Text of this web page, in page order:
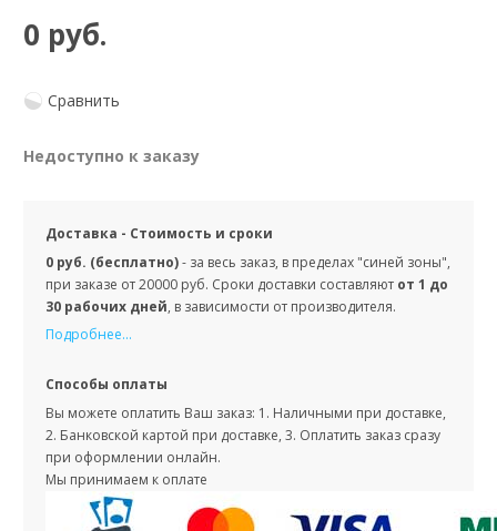
0 руб.
Сравнить
Недоступно к заказу
Доставка - Стоимость и сроки
0 руб. (бесплатно)- за весь заказ, в пределах "синей зоны",
при заказе от 20000 руб. Сроки доставки составляют от 1 до
30 рабочих дней, в зависимости от производителя.
Подробнее...
Способы оплаты
Вы можете оплатить Ваш заказ: 1. Наличными при доставке,
2. Банковской картой при доставке, 3. Оплатить заказ сразу
при оформлении онлайн.
Мы принимаем к оплате